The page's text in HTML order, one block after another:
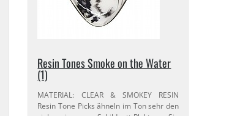
Resin Tones Smoke on the Water
(1)
MATERIAL: CLEAR & SMOKEY RESIN
Resin Tone Picks ähneln im Ton sehr den